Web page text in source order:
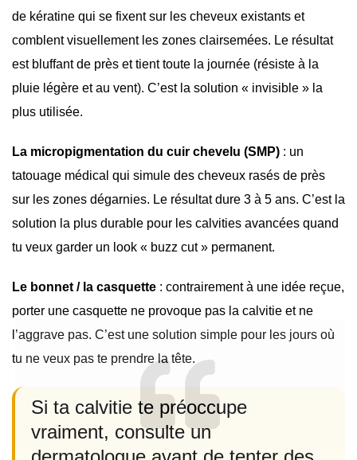
de kératine qui se fixent sur les cheveux existants et
comblent visuellement les zones clairsemées. Le résultat
est bluffant de près et tient toute la journée (résiste à la
pluie légère et au vent). C’est la solution « invisible » la
plus utilisée.
La micropigmentation du cuir chevelu (SMP) : un
tatouage médical qui simule des cheveux rasés de près
sur les zones dégarnies. Le résultat dure 3 à 5 ans. C’est la
solution la plus durable pour les calvities avancées quand
tu veux garder un look « buzz cut » permanent.
Le bonnet / la casquette : contrairement à une idée reçue,
porter une casquette ne provoque pas la calvitie et ne
l’aggrave pas. C’est une solution simple pour les jours où
tu ne veux pas te prendre la tête.
Si ta calvitie te préoccupe
vraiment, consulte un